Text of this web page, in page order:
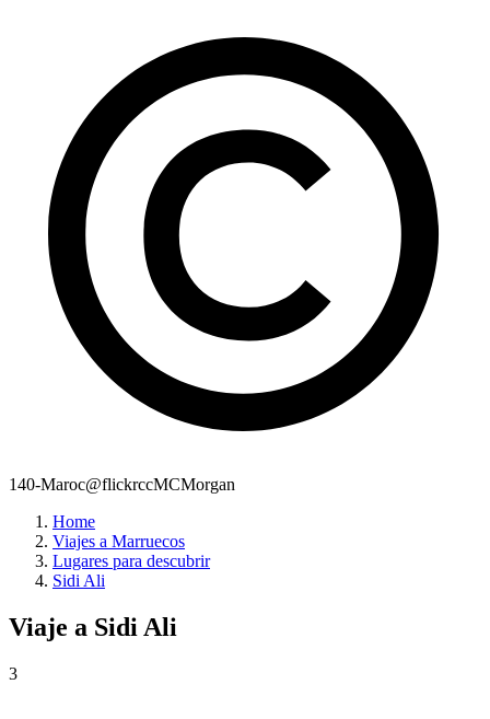
140-Maroc@flickrccMCMorgan
Home
Viajes a Marruecos
Lugares para descubrir
Sidi Ali
Viaje a Sidi Ali
3